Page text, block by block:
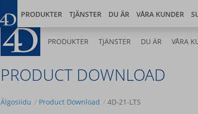
PRODUKTER TJÄNSTER DU ÄR VÅRA KUNDER
Blog Developer center Store
PRODUKTER TJÄNSTER DU ÄR VÅRA
PRODUCT DOWNLOAD
Álgosiidu Product Download 4D-21-LTS